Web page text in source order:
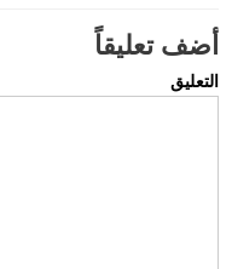
أضف تعليقاً
التعليق